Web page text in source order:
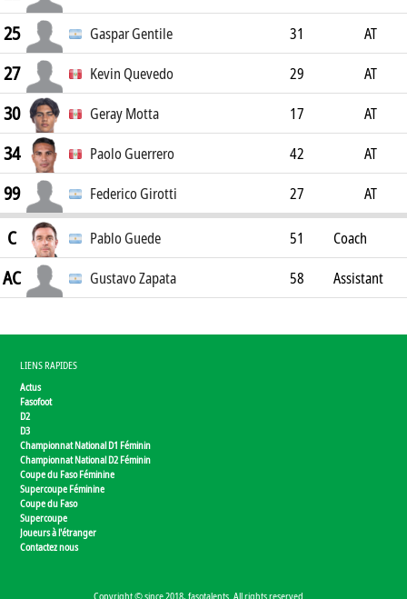
25 Gaspar Gentile 31 AT
27 Kevin Quevedo 29 AT
30 Geray Motta 17 AT
34 Paolo Guerrero 42 AT
99 Federico Girotti 27 AT
C Pablo Guede 51 Coach
AC Gustavo Zapata 58
Assistant
LIENS RAPIDES
Actus
Fasofoot
D2
D3
Championnat National D1 Féminin
Championnat National D2 Féminin
Coupe du Faso Féminine
Supercoupe Féminine
Coupe du Faso
Supercoupe
Joueurs à l'étranger
Contactez nous
Copyright © since 2018, fasotalents. All rights reserved.